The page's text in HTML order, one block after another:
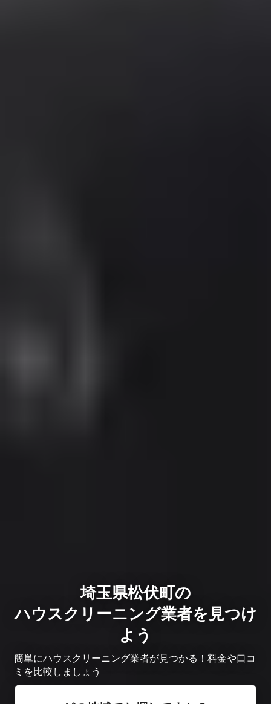
埼玉県松伏町の
ハウスクリーニング業者を見つけ
よう
簡単にハウスクリーニング業者が見つかる！料金や口コ
ミを比較しましょう